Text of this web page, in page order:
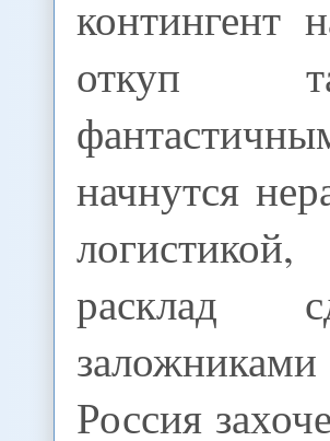
контингент
откуп
начнутся
расклад
Россия